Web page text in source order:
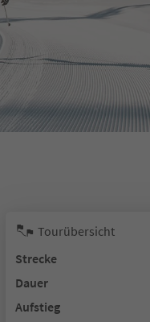
Tourübersicht
Strecke
Dauer
Aufstieg